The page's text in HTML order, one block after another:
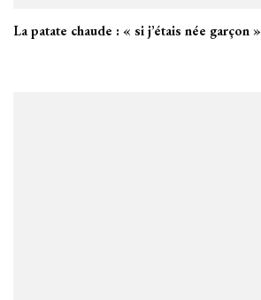
La patate chaude : « si j’étais née garçon »